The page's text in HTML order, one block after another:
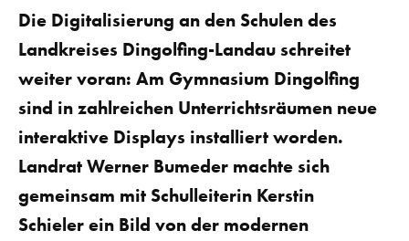
Die Digitalisierung an den Schulen des
Landkreises Dingolfing-Landau schreitet
weiter voran: Am Gymnasium Dingolfing
sind in zahlreichen Unterrichtsräumen neue
interaktive Displays installiert worden.
Landrat Werner Bumeder machte sich
gemeinsam mit Schulleiterin Kerstin
Schieler ein Bild von der modernen